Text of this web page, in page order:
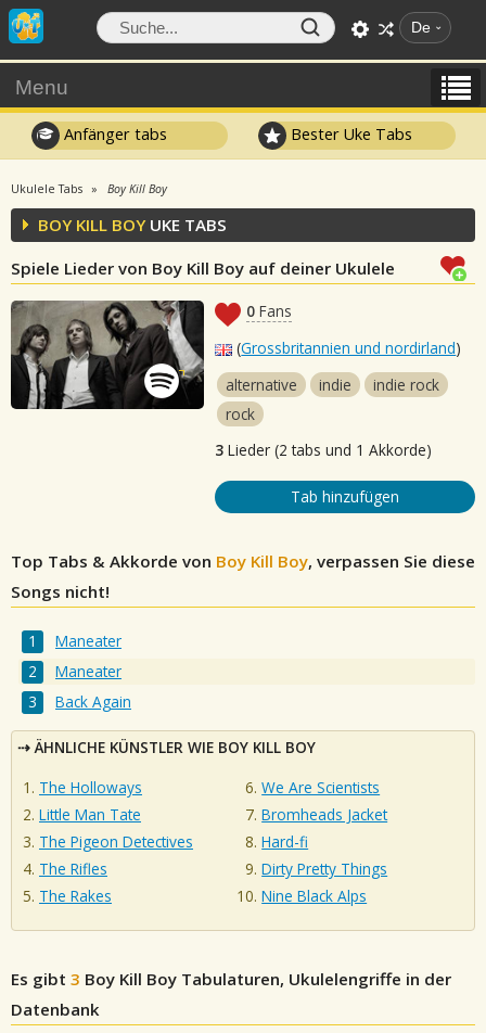
De
Menu
Anfänger tabs Bester Uke Tabs
Ukulele Tabs Boy Kill Boy
BOY KILL BOYUKE TABS
Spiele Lieder von Boy Kill Boy auf deiner Ukulele
0 Fans
(Grossbritannien und nordirland)
alternative
indie
indie rock
rock
3 Lieder (2 tabs und 1 Akkorde)
Tab hinzufügen
Top Tabs & Akkorde von Boy Kill Boy, verpassen Sie diese
Songs nicht!
Maneater
Maneater
Back Again
ÄHNLICHE KÜNSTLER WIE BOY KILL BOY
The Holloways
Little Man Tate
The Pigeon Detectives
The Rifles
The Rakes
We Are Scientists
Bromheads Jacket
Hard-fi
Dirty Pretty Things
Nine Black Alps
Es gibt 3 Boy Kill Boy Tabulaturen, Ukulelengriffe in der
Datenbank